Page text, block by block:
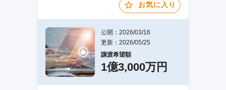
お気に入り
公開：2026/03/16
更新：2026/05/25
譲渡希望額
1億3,000万円